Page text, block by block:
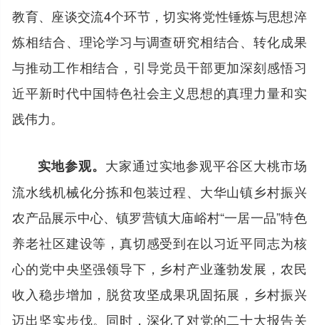
教育、座谈交流4个环节，切实将党性锤炼与思想淬
炼相结合、理论学习与调查研究相结合、转化成果
与推动工作相结合，引导党员干部更加深刻感悟习
近平新时代中国特色社会主义思想的真理力量和实
践伟力。
实地参观。 大家通过实地参观平谷区大桃市场
流水线机械化分拣和包装过程、大华山镇乡村振兴
农产品展示中心、镇罗营镇大庙峪村“一居一品”特色
养老社区建设等，真切感受到在以习近平同志为核
心的党中央坚强领导下，乡村产业蓬勃发展，农民
收入稳步增加，脱贫攻坚成果巩固拓展，乡村振兴
迈出坚实步伐。同时，深化了对党的二十大报告关